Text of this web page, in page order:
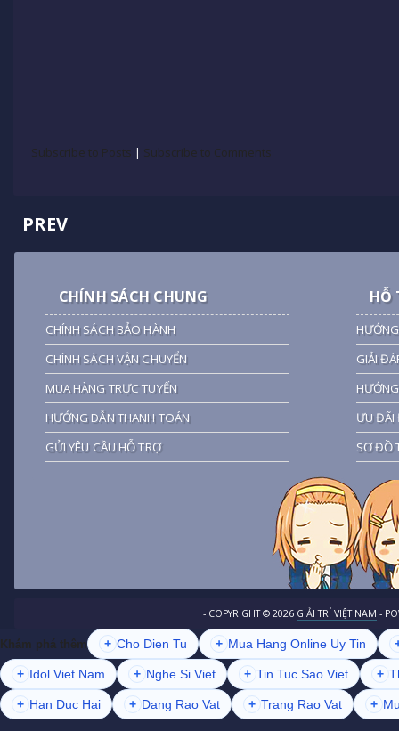
Subscribe to Posts | Subscribe to Comments
PREV
CHÍNH SÁCH CHUNG
CHÍNH SÁCH BẢO HÀNH
CHÍNH SÁCH VẬN CHUYỂN
MUA HÀNG TRỰC TUYẾN
HƯỚNG DẪN THANH TOÁN
GỬI YÊU CẦU HỖ TRỢ
HỖ
GIẢI
ƯU ĐÃI
SƠ ĐỒ
- COPYRIGHT © 2026 GIẢI TRÍ VIỆT NAM -
Khám phá thêm + Cho Dien Tu + Mua Hang Online Uy Tin
+ Idol Viet Nam + Nghe Si Viet + Tin Tuc Sao Viet +
+ Han Duc Hai + Dang Rao Vat + Trang Rao Vat +